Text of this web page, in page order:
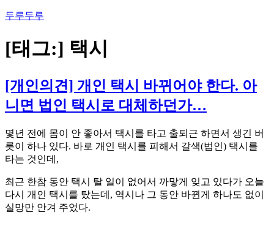
콘
츠
로
로
가
기
두루두루
[태그:] 택시
[개인의견] 개인 택시 바뀌어야 한다. 아
니면 법인 택시로 대체하던가…
몇년 전에 몸이 안 좋아서 택시를 타고 출퇴근 하면서 생긴 버
릇이 하나 있다. 바로 개인 택시를 피해서 갈색(법인) 택시를
타는 것인데,
최근 한참 동안 택시 탈 일이 없어서 까맣게 잊고 있다가 오늘
다시 개인 택시를 탔는데, 역시나 그 동안 바뀐게 하나도 없이
실망만 안겨 주었다.